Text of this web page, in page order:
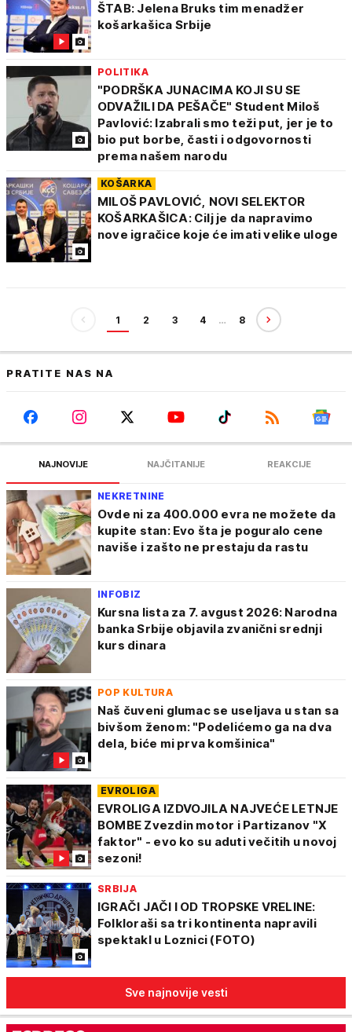
ŠTAB: Jelena Bruks tim menadžer
košarkašica Srbije
POLITIKA
"PODRŠKA JUNACIMA KOJI SU SE
ODVAŽILI DA PEŠAČE" Student Miloš
Pavlović: Izabrali smo teži put, jer je to
bio put borbe, časti i odgovornosti
prema našem narodu
KOŠARKA
MILOŠ PAVLOVIĆ, NOVI SELEKTOR
KOŠARKAŠICA: Cilj je da napravimo
nove igračice koje će imati velike uloge
1 2 3 4 … 8
PRATITE NAS NA
NAJNOVIJE NAJČITANIJE REAKCIJE
NEKRETNINE
Ovde ni za 400.000 evra ne možete da
kupite stan: Evo šta je poguralo cene
naviše i zašto ne prestaju da rastu
INFOBIZ
Kursna lista za 7. avgust 2026: Narodna
banka Srbije objavila zvanični srednji
kurs dinara
POP KULTURA
Naš čuveni glumac se useljava u stan sa
bivšom ženom: "Podelićemo ga na dva
dela, biće mi prva komšinica"
EVROLIGA
EVROLIGA IZDVOJILA NAJVEĆE LETNJE
BOMBE Zvezdin motor i Partizanov "X
faktor" - evo ko su aduti večitih u novoj
sezoni!
SRBIJA
IGRAČI JAČI I OD TROPSKE VRELINE:
Folkloraši sa tri kontinenta napravili
spektakl u Loznici (FOTO)
Sve najnovije vesti